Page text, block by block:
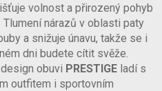
volnost a přirozený pohyb
Tlumení nárazů v oblasti paty
a snižuje únavu, takže se i
dni budete cítit svěže.
obuvi PRESTIGE ladí s
outfitem i sportovním